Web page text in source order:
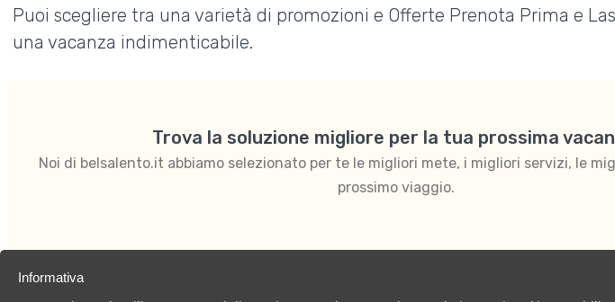
Puoi scegliere tra una varietà di promozioni e Offerte Prenota Prima e
una vacanza indimenticabile.
Trova la soluzione migliore per la tua prossima
Noi di belsalento.it abbiamo selezionato per te le migliori mete, i migliori servizi, le
prossimo viaggio.
Resort
Informativa